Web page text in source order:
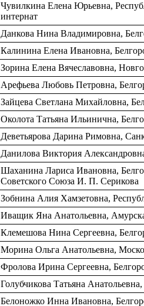
Чувилкина Елена Юрьевна,
интернат
Данкова Нина Владимировна,
Калинина Елена Ивановна,
Зорина Елена Вячеславовна,
Арефьева Любовь Петровна,
Зайцева Светлана Михайловна,
Околота Татьяна Ильинична,
Деветьярова Дарина Римовна,
Данилова Виктория
Шаханина Лариса Ивановна,
Советского Союза И. П. Серикова
Зобнина Алия Хамзетовна,
Иващик Яна Анатольевна,
Клемешова Нина Сергеевна,
Морина Ольга Анатольевна,
Фролова Ирина Сергеевна,
Голубчикова Татьяна
Белоножко Инна Ивановна,